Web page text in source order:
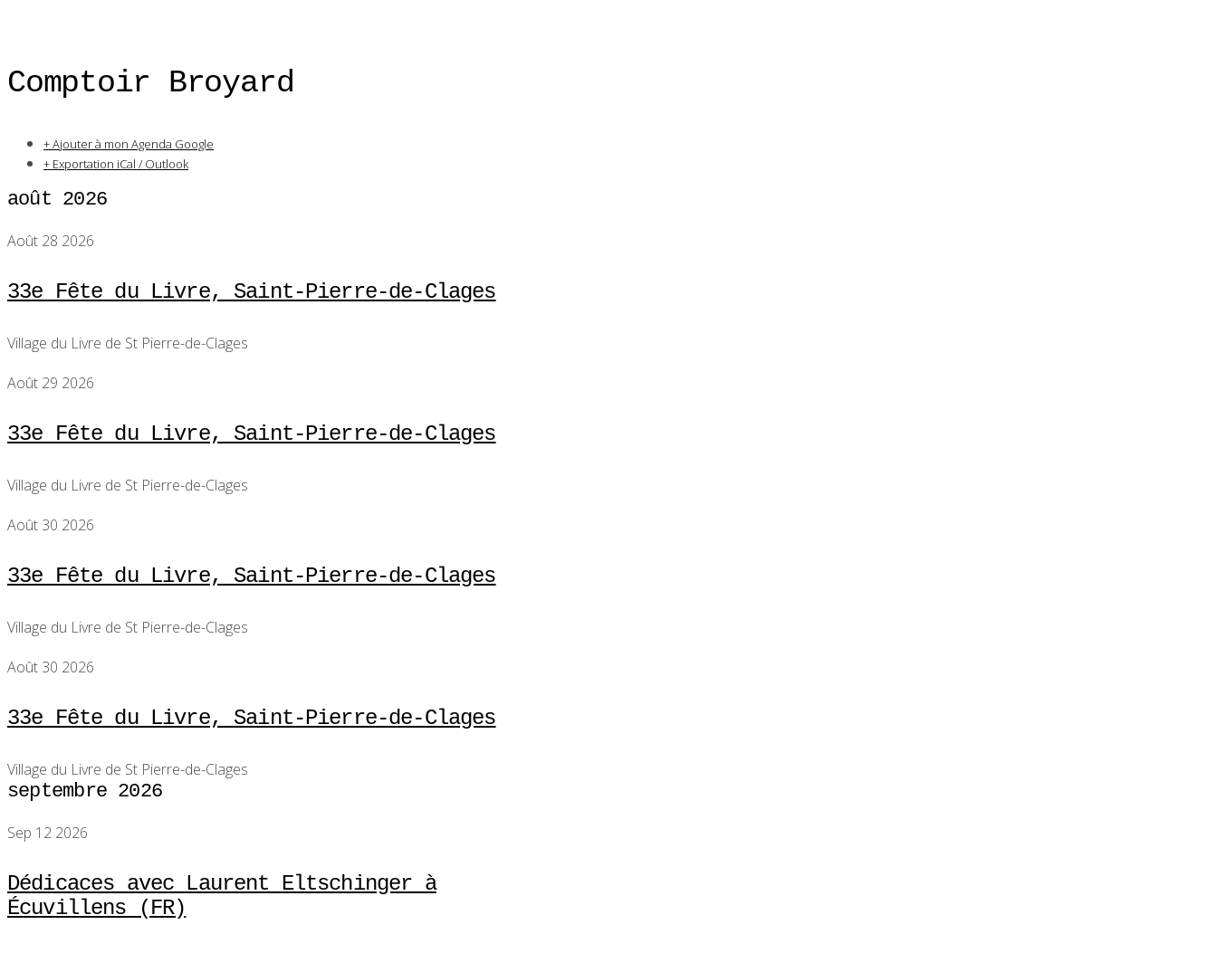
Comptoir Broyard
+ Ajouter à mon Agenda Google
+ Exportation iCal / Outlook
août 2026
Août 28 2026
33e Fête du Livre, Saint-Pierre-de-Clages
Village du Livre de St Pierre-de-Clages
Août 29 2026
33e Fête du Livre, Saint-Pierre-de-Clages
Village du Livre de St Pierre-de-Clages
Août 30 2026
33e Fête du Livre, Saint-Pierre-de-Clages
Village du Livre de St Pierre-de-Clages
Août 30 2026
33e Fête du Livre, Saint-Pierre-de-Clages
Village du Livre de St Pierre-de-Clages
septembre 2026
Sep 12 2026
Dédicaces avec Laurent Eltschinger à
Écuvillens (FR)